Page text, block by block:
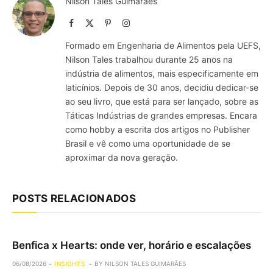
Facebook PinterestInstagram
Formado em Engenharia de Alimentos pela UEFS,
Nilson Tales trabalhou durante 25 anos na
indústria de alimentos, mais especificamente em
laticínios. Depois de 30 anos, decidiu dedicar-se
ao seu livro, que está para ser lançado, sobre as
Táticas Indústrias de grandes empresas. Encara
como hobby a escrita dos artigos no Publisher
Brasil e vê como uma oportunidade de se
aproximar da nova geração.
POSTS RELACIONADOS
Benfica x Hearts: onde ver, horário e escalações
06/08/2026 INSIGHTS BY NILSON TALES GUIMARÃES